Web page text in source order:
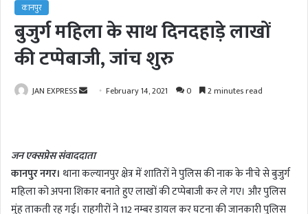
कानपुर
बुजुर्ग महिला के साथ दिनदहाड़े लाखों
की टप्पेबाजी, जांच शुरु
JAN EXPRESS
a
n
e
m
February 14, 2021 0 2 minutes read
जन एक्सप्रेस संवाददाता
कानपुर नगर। थाना कल्यानपुर क्षेत्र में शातिरों ने पुलिस की नाक के नीचे से बुजुर्ग
महिला को अपना शिकार बनाते हुए लाखों की टप्पेबाजी कर ले गए। और पुलिस
मुंह ताकती रह गई। राहगीरों ने 112 नम्बर डायल कर घटना की जानकारी पुलिस